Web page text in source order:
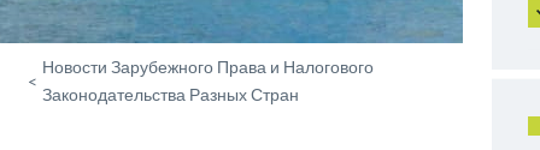
<
Новости Зарубежного Права и Налогового
Законодательства Разных Стран